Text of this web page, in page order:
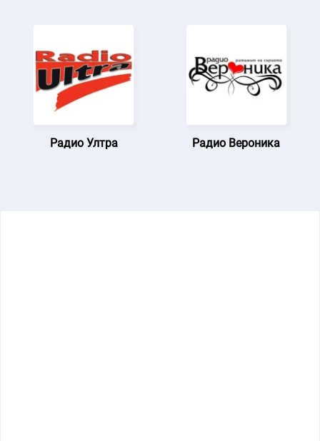
Радио Ултра Радио Вероника